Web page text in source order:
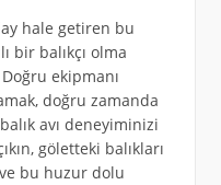
hale getiren bu
bir balıkçı olma
ekipmanı
doğru zamanda
avı deneyiminizi
göletteki balıkları
ve bu huzur dolu